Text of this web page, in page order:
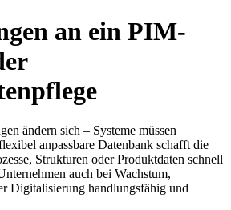
an ein PIM-
ändern sich – Systeme müssen
anpassbare Datenbank schafft die
Strukturen oder Produktdaten schnell
auch bei Wachstum,
Digitalisierung handlungsfähig und